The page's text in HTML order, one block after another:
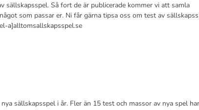
sällskapsspel. Så fort de är publicerade kommer vi att samla
som passar er. Ni får gärna tipsa oss om test av
a]alltomsallskapsspel.se
sällskapsspel i år. Fler än 15 test och massor av nya spel har